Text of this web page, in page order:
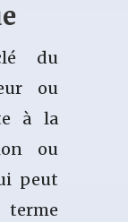
du
ou
à la
ou
peut